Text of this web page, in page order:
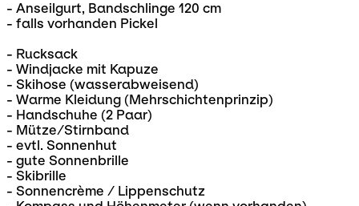
- Anseilgurt, Bandschlinge 120 cm
- falls vorhanden Pickel
- Rucksack
- Windjacke mit Kapuze
- Skihose (wasserabweisend)
- Warme Kleidung (Mehrschichtenprinzip)
- Handschuhe (2 Paar)
- Mütze/Stirnband
- evtl. Sonnenhut
- gute Sonnenbrille
- Skibrille
- Sonnencrème / Lippenschutz